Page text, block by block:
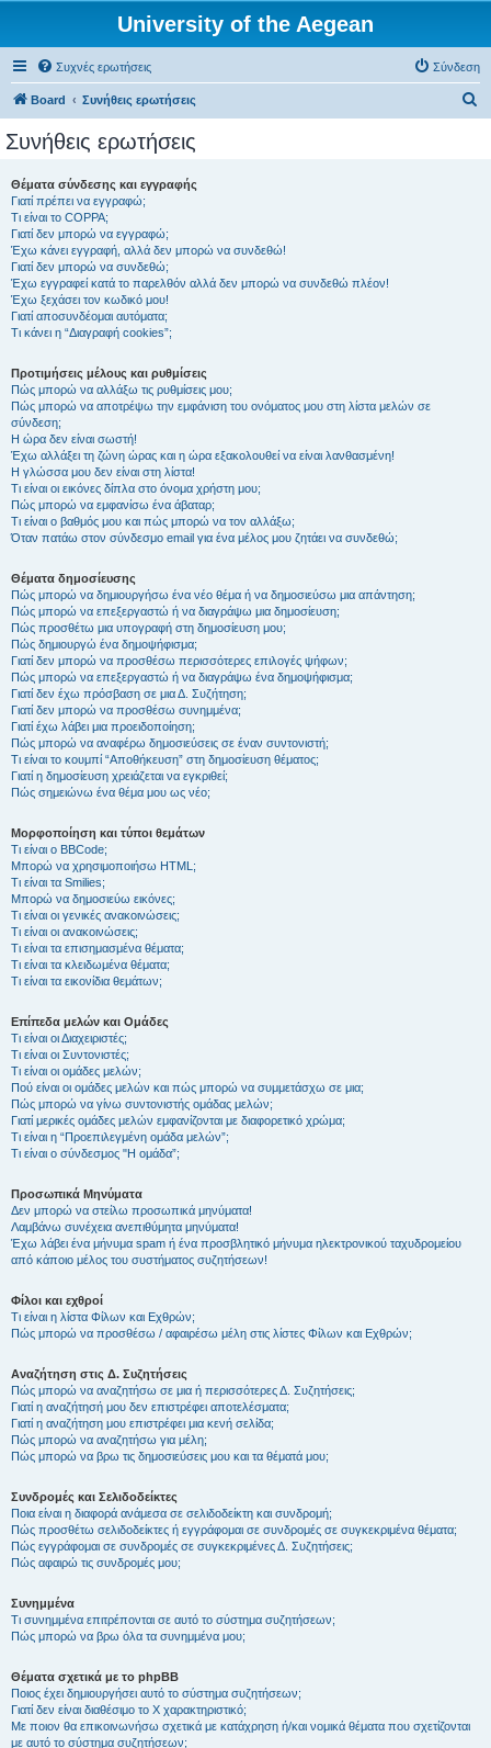
University of the Aegean
Συχνές ερωτήσεις Σύνδεση
Board Συνήθεις ερωτήσεις
Συνήθεις ερωτήσεις
Θέματα σύνδεσης και εγγραφής
Γιατί πρέπει να εγγραφώ;
Τι είναι το COPPA;
Γιατί δεν μπορώ να εγγραφώ;
Έχω κάνει εγγραφή, αλλά δεν μπορώ να συνδεθώ!
Γιατί δεν μπορώ να συνδεθώ;
Έχω εγγραφεί κατά το παρελθόν αλλά δεν μπορώ να συνδεθώ πλέον!
Έχω ξεχάσει τον κωδικό μου!
Γιατί αποσυνδέομαι αυτόματα;
Τι κάνει η “Διαγραφή cookies”;
Προτιμήσεις μέλους και ρυθμίσεις
Πώς μπορώ να αλλάξω τις ρυθμίσεις μου;
Πώς μπορώ να αποτρέψω την εμφάνιση του ονόματος μου στη λίστα μελών σε
σύνδεση;
Η ώρα δεν είναι σωστή!
Έχω αλλάξει τη ζώνη ώρας και η ώρα εξακολουθεί να είναι λανθασμένη!
Η γλώσσα μου δεν είναι στη λίστα!
Τι είναι οι εικόνες δίπλα στο όνομα χρήστη μου;
Πώς μπορώ να εμφανίσω ένα άβαταρ;
Τι είναι ο βαθμός μου και πώς μπορώ να τον αλλάξω;
Όταν πατάω στον σύνδεσμο email για ένα μέλος μου ζητάει να συνδεθώ;
Θέματα δημοσίευσης
Πώς μπορώ να δημιουργήσω ένα νέο θέμα ή να δημοσιεύσω μια απάντηση;
Πώς μπορώ να επεξεργαστώ ή να διαγράψω μια δημοσίευση;
Πώς προσθέτω μια υπογραφή στη δημοσίευση μου;
Πώς δημιουργώ ένα δημοψήφισμα;
Γιατί δεν μπορώ να προσθέσω περισσότερες επιλογές ψήφων;
Πώς μπορώ να επεξεργαστώ ή να διαγράψω ένα δημοψήφισμα;
Γιατί δεν έχω πρόσβαση σε μια Δ. Συζήτηση;
Γιατί δεν μπορώ να προσθέσω συνημμένα;
Γιατί έχω λάβει μια προειδοποίηση;
Πώς μπορώ να αναφέρω δημοσιεύσεις σε έναν συντονιστή;
Τι είναι το κουμπί “Αποθήκευση” στη δημοσίευση θέματος;
Γιατί η δημοσίευση χρειάζεται να εγκριθεί;
Πώς σημειώνω ένα θέμα μου ως νέο;
Μορφοποίηση και τύποι θεμάτων
Τι είναι ο BBCode;
Μπορώ να χρησιμοποιήσω HTML;
Τι είναι τα Smilies;
Μπορώ να δημοσιεύω εικόνες;
Τι είναι οι γενικές ανακοινώσεις;
Τι είναι οι ανακοινώσεις;
Τι είναι τα επισημασμένα θέματα;
Τι είναι τα κλειδωμένα θέματα;
Τι είναι τα εικονίδια θεμάτων;
Επίπεδα μελών και Ομάδες
Τι είναι οι Διαχειριστές;
Τι είναι οι Συντονιστές;
Τι είναι οι ομάδες μελών;
Πού είναι οι ομάδες μελών και πώς μπορώ να συμμετάσχω σε μια;
Πώς μπορώ να γίνω συντονιστής ομάδας μελών;
Γιατί μερικές ομάδες μελών εμφανίζονται με διαφορετικό χρώμα;
Τι είναι η “Προεπιλεγμένη ομάδα μελών”;
Τι είναι ο σύνδεσμος "Η ομάδα”;
Προσωπικά Μηνύματα
Δεν μπορώ να στείλω προσωπικά μηνύματα!
Λαμβάνω συνέχεια ανεπιθύμητα μηνύματα!
Έχω λάβει ένα μήνυμα spam ή ένα προσβλητικό μήνυμα ηλεκτρονικού ταχυδρομείου
από κάποιο μέλος του συστήματος συζητήσεων!
Φίλοι και εχθροί
Τι είναι η λίστα Φίλων και Εχθρών;
Πώς μπορώ να προσθέσω / αφαιρέσω μέλη στις λίστες Φίλων και Εχθρών;
Αναζήτηση στις Δ. Συζητήσεις
Πώς μπορώ να αναζητήσω σε μια ή περισσότερες Δ. Συζητήσεις;
Γιατί η αναζήτησή μου δεν επιστρέφει αποτελέσματα;
Γιατί η αναζήτηση μου επιστρέφει μια κενή σελίδα;
Πώς μπορώ να αναζητήσω για μέλη;
Πώς μπορώ να βρω τις δημοσιεύσεις μου και τα θέματά μου;
Συνδρομές και Σελιδοδείκτες
Ποια είναι η διαφορά ανάμεσα σε σελιδοδείκτη και συνδρομή;
Πώς προσθέτω σελιδοδείκτες ή εγγράφομαι σε συνδρομές σε συγκεκριμένα θέματα;
Πώς εγγράφομαι σε συνδρομές σε συγκεκριμένες Δ. Συζητήσεις;
Πώς αφαιρώ τις συνδρομές μου;
Συνημμένα
Τι συνημμένα επιτρέπονται σε αυτό το σύστημα συζητήσεων;
Πώς μπορώ να βρω όλα τα συνημμένα μου;
Θέματα σχετικά με το phpBB
Ποιος έχει δημιουργήσει αυτό το σύστημα συζητήσεων;
Γιατί δεν είναι διαθέσιμο το Χ χαρακτηριστικό;
Με ποιον θα επικοινωνήσω σχετικά με κατάχρηση ή/και νομικά θέματα που σχετίζονται
με αυτό το σύστημα συζητήσεων;